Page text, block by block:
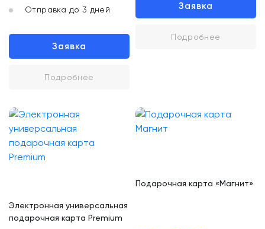
Отправка до 3 дней
Заявка
Подробнее
Заявка
Подробнее
Электронная универсальная
подарочная карта Premium
Подарочная карта «Магнит»